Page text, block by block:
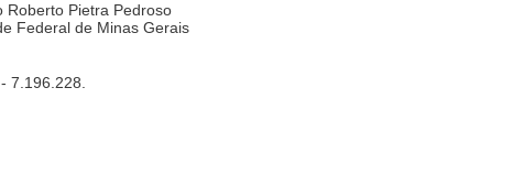
Roberto Pietra Pedroso
Federal de Minas Gerais
7.196.228.